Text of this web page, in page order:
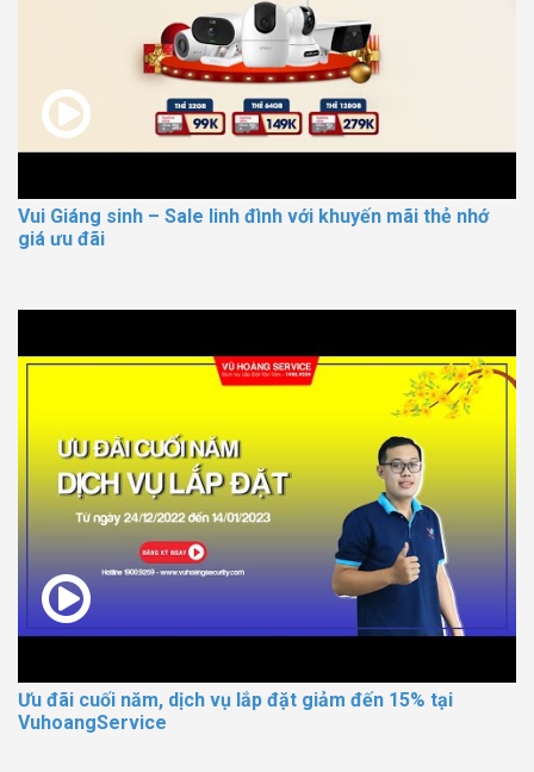
Vui Giáng sinh – Sale linh đình với khuyến mãi thẻ nhớ
giá ưu đãi
Ưu đãi cuối năm, dịch vụ lắp đặt giảm đến 15% tại
VuhoangService